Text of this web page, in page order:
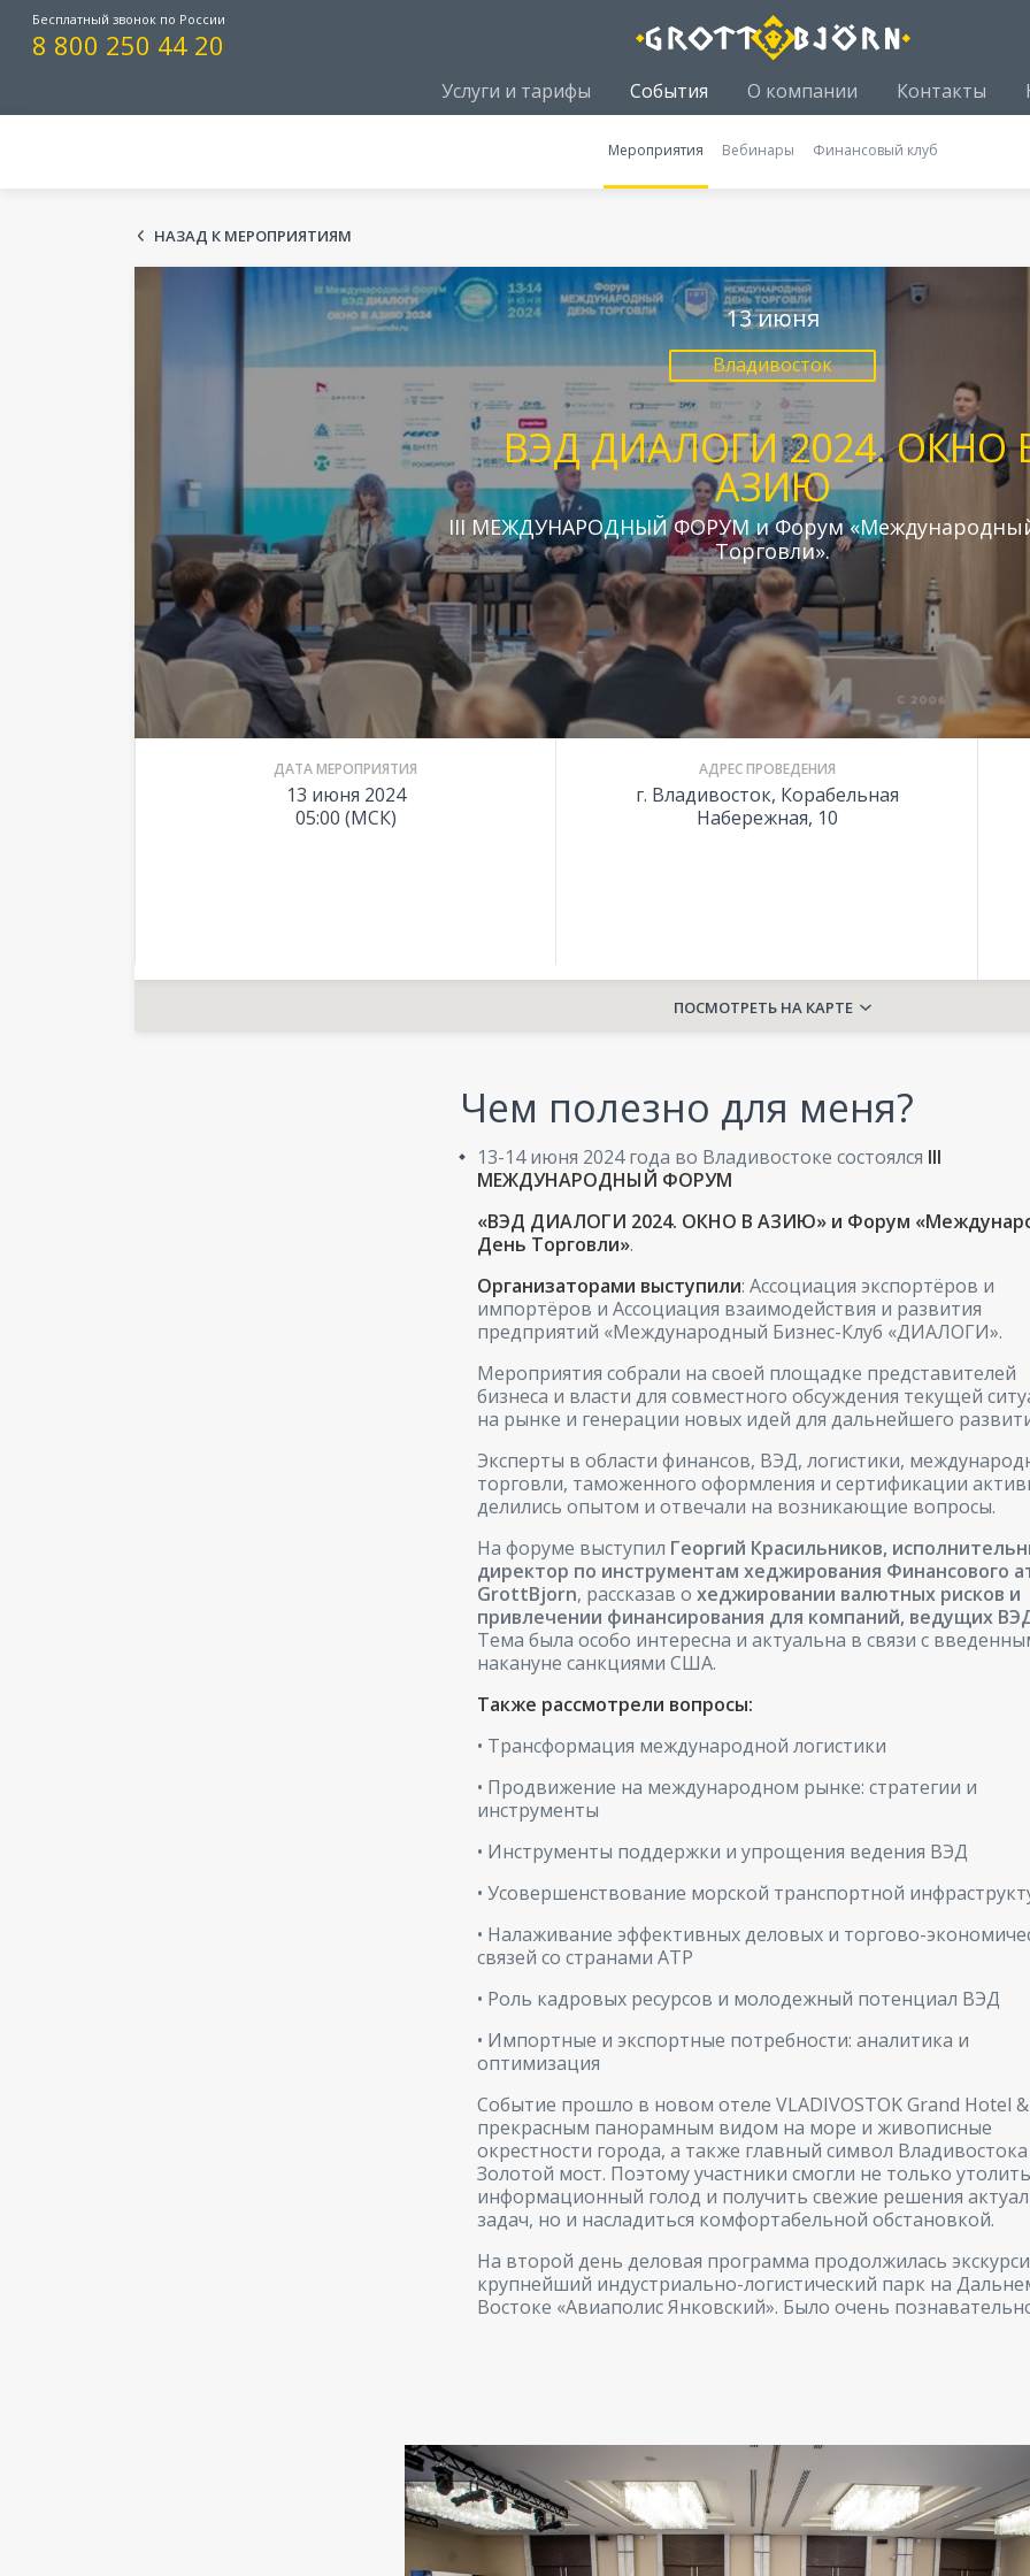
Бесплатный звонок по России
8 800 250 44 20
Услуги и тарифы События О компании Контакты
Мероприятия Вебинары Финансовый клуб
НАЗАД К МЕРОПРИЯТИЯМ
13 июня
Владивосток
ВЭД ДИАЛОГИ 2024. ОКНО
АЗИЮ
III МЕЖДУНАРОДНЫЙ ФОРУМ и Форум
Торговли».
ДАТА МЕРОПРИЯТИЯ
13 июня 2024
05:00 (МСК)
АДРЕС ПРОВЕДЕНИЯ
г. Владивосток, Корабельная
Набережная, 10
ПОСМОТРЕТЬ НА КАРТЕ
Чем полезно для меня?
13-14 июня 2024 года во Владивостоке состоялся III
МЕЖДУНАРОДНЫЙ ФОРУМ
«ВЭД ДИАЛОГИ 2024. ОКНО В АЗИЮ» и Форум
День Торговли».
Организаторами выступили: Ассоциация экспортёров и
импортёров и Ассоциация взаимодействия и развития
предприятий «Международный Бизнес-Клуб «ДИАЛОГИ».
Мероприятия собрали на своей площадке представителей
бизнеса и власти для совместного обсуждения текущей
на рынке и генерации новых идей для дальнейшего
Эксперты в области финансов, ВЭД, логистики,
торговли, таможенного оформления и сертификации
делились опытом и отвечали на возникающие вопросы.
На форуме выступил Георгий Красильников,
директор по инструментам хеджирования Финансового
GrottBjorn, рассказав о хеджировании валютных рисков и
привлечении финансирования для компаний, ведущих
Тема была особо интересна и актуальна в связи с
накануне санкциями США.
Также рассмотрели вопросы:
• Трансформация международной логистики
• Продвижение на международном рынке: стратегии и
инструменты
• Инструменты поддержки и упрощения ведения ВЭД
• Усовершенствование морской транспортной
• Налаживание эффективных деловых и торгово-
связей со странами АТР
• Роль кадровых ресурсов и молодежный потенциал ВЭД
• Импортные и экспортные потребности: аналитика и
оптимизация
Событие прошло в новом отеле VLADIVOSTOK Grand Hotel &
прекрасным панорамным видом на море и живописные
окрестности города, а также главный символ Владивостока
Золотой мост. Поэтому участники смогли не только утолить
информационный голод и получить свежие решения
задач, но и насладиться комфортабельной обстановкой.
На второй день деловая программа продолжилась
крупнейший индустриально-логистический парк на
Востоке «Авиаполис Янковский». Было очень